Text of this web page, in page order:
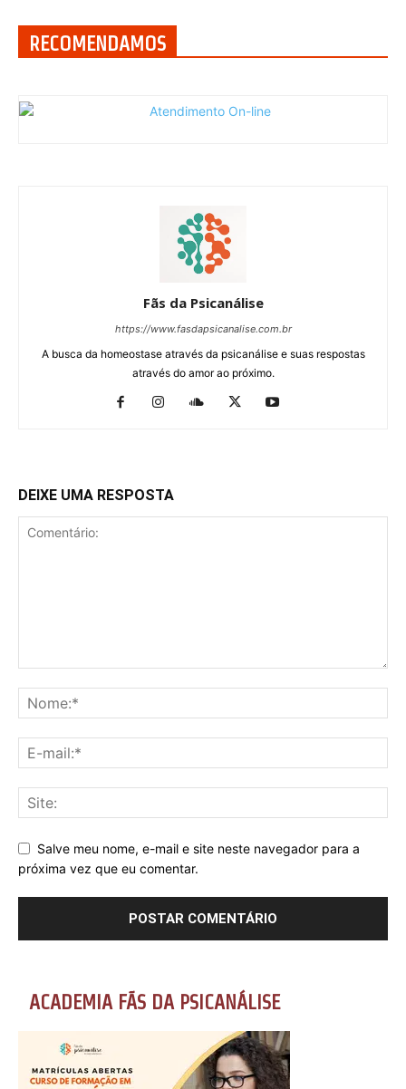
RECOMENDAMOS
Fãs da Psicanálise
https://www.fasdapsicanalise.com.br
A busca da homeostase através da psicanálise e suas respostas
através do amor ao próximo.
DEIXE UMA RESPOSTA
Salve meu nome, e-mail e site neste navegador para a
próxima vez que eu comentar.
ACADEMIA FÃS DA PSICANÁLISE